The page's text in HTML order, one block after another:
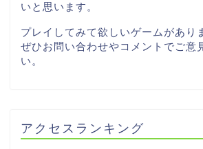
いと思います。
プレイしてみて欲しいゲームがあり
ぜひお問い合わせやコメントでご意
い。
アクセスランキング